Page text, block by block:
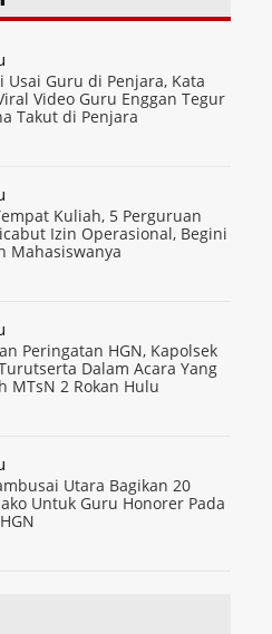
Usai Guru di Penjara, Kata
Video Guru Enggan Tegur
Takut di Penjara
Kuliah, 5 Perguruan
Izin Operasional, Begini
Mahasiswanya
Peringatan HGN, Kapolsek
Dalam Acara Yang
MTsN 2 Rokan Hulu
Utara Bagikan 20
Untuk Guru Honorer Pada